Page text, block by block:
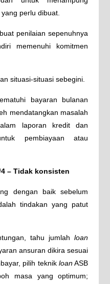
perlu dibuat.
penilaian sepenuhnya
memenuhi komitmen
situasi-situasi sebegini.
bayaran bulanan
mendatangkan masalah
laporan kredit dan
pembiayaan atau
– Tidak konsisten
dengan baik sebelum
tindakan yang patut
tahu jumlahloan
ansuran dikira sesuai
pilih teknikloanASB
masa yang optimum;